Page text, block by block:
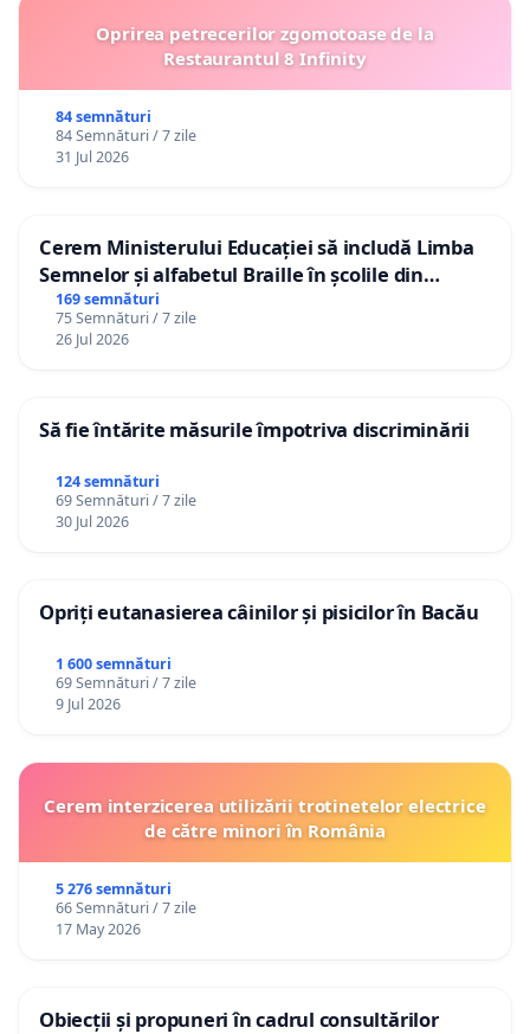
Oprirea petrecerilor zgomotoase de la
Restaurantul 8 Infinity
84 semnături
84 Semnături / 7 zile
31 Jul 2026
Cerem Ministerului Educației să includă Limba
Semnelor și alfabetul Braille în școlile din
Republica Moldova!
169 semnături
75 Semnături / 7 zile
26 Jul 2026
Să fie întărite măsurile împotriva discriminării
124 semnături
69 Semnături / 7 zile
30 Jul 2026
Opriți eutanasierea câinilor și pisicilor în Bacău
1 600 semnături
69 Semnături / 7 zile
9 Jul 2026
Cerem interzicerea utilizării trotinetelor electrice
de către minori în România
5 276 semnături
66 Semnături / 7 zile
17 May 2026
Obiecții și propuneri în cadrul consultărilor